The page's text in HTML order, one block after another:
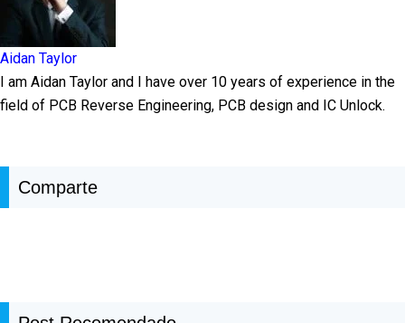
Aidan Taylor
I am Aidan Taylor and I have over 10 years of experience in the
field of PCB Reverse Engineering, PCB design and IC Unlock.
Comparte